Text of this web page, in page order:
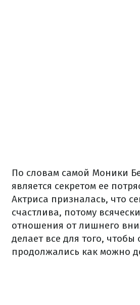
По словам самой Моники
является секретом ее
Актриса призналась, что
счастлива, потому
отношения от лишнего
делает все для того, чтобы
продолжались как можно